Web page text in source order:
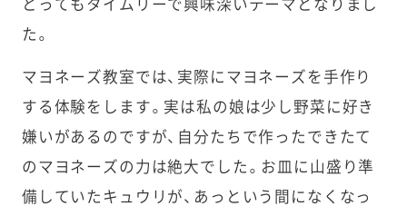
とってもタイムリーで興味深いテーマとなりまし
た。
マヨネーズ教室では、実際にマヨネーズを手作り
する体験をします。実は私の娘は少し野菜に好き
嫌いがあるのですが、自分たちで作ったできたて
のマヨネーズの力は絶大でした。お皿に山盛り準
備していたキュウリが、あっという間になくなっ